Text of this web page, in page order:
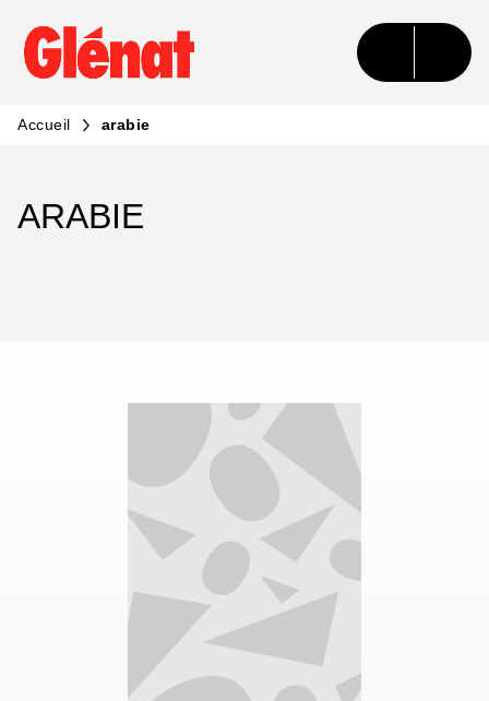
MENU RECHERCHE CONTENU
PIED DE PAGE
Accueil arabie
ARABIE